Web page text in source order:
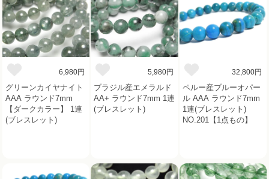
6,980円
グリーンカイヤナイト
AAA ラウンド7mm
【ダークカラー】 1連
(ブレスレット)
5,980円
ブラジル産エメラルド
AA+ ラウンド7mm 1連
(ブレスレット)
32,800円
ペルー産ブルーオパー
ル AAA ラウンド7mm
1連(ブレスレット)
NO.201【1点もの】